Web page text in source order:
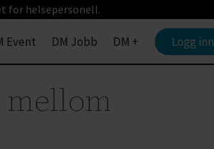
for helsepersonell.
Event DM Jobb DM + Logg inn